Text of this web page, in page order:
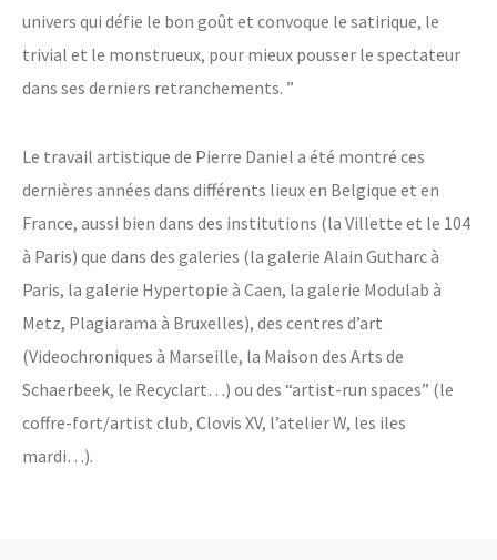
univers qui défie le bon goût et convoque le satirique, le
trivial et le monstrueux, pour mieux pousser le spectateur
dans ses derniers retranchements. ”
Le travail artistique de Pierre Daniel a été montré ces
dernières années dans différents lieux en Belgique et en
France, aussi bien dans des institutions (la Villette et le 104
à Paris) que dans des galeries (la galerie Alain Gutharc à
Paris, la galerie Hypertopie à Caen, la galerie Modulab à
Metz, Plagiarama à Bruxelles), des centres d’art
(Videochroniques à Marseille, la Maison des Arts de
Schaerbeek, le Recyclart…) ou des “artist-run spaces” (le
coffre-fort/artist club, Clovis XV, l’atelier W, les iles
mardi…).